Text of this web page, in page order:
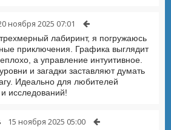
ноября 2025 07:01
лабиринт, я погружаюсь
приключения. Графика выглядит
а управление интуитивное.
и загадки заставляют думать
Идеально для любителей
исследований!
15 ноября 2025 05:00